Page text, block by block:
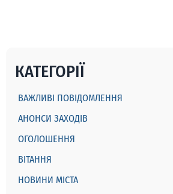
КАТЕГОРІЇ
ВАЖЛИВІ ПОВІДОМЛЕННЯ
АНОНСИ ЗАХОДІВ
ОГОЛОШЕННЯ
ВІТАННЯ
НОВИНИ МІСТА